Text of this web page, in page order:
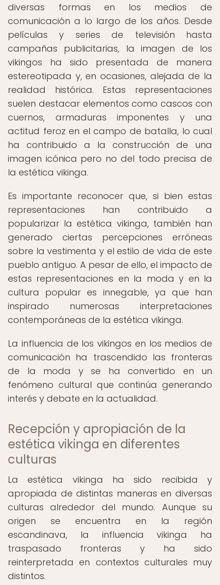
diversas formas en los medios de
comunicación a lo largo de los años. Desde
películas y series de televisión hasta
campañas publicitarias, la imagen de los
vikingos ha sido presentada de manera
estereotipada y, en ocasiones, alejada de la
realidad histórica. Estas representaciones
suelen destacar elementos como cascos con
cuernos, armaduras imponentes y una
actitud feroz en el campo de batalla, lo cual
ha contribuido a la construcción de una
imagen icónica pero no del todo precisa de
la estética vikinga.
Es importante reconocer que, si bien estas
representaciones han contribuido a
popularizar la estética vikinga, también han
generado ciertas percepciones erróneas
sobre la vestimenta y el estilo de vida de este
pueblo antiguo. A pesar de ello, el impacto de
estas representaciones en la moda y en la
cultura popular es innegable, ya que han
inspirado numerosas interpretaciones
contemporáneas de la estética vikinga.
La influencia de los vikingos en los medios de
comunicación ha trascendido las fronteras
de la moda y se ha convertido en un
fenómeno cultural que continúa generando
interés y debate en la actualidad.
Recepción y apropiación de la
estética vikinga en diferentes
culturas
La estética vikinga ha sido recibida y
apropiada de distintas maneras en diversas
culturas alrededor del mundo. Aunque su
origen se encuentra en la región
escandinava, la influencia vikinga ha
traspasado fronteras y ha sido
reinterpretada en contextos culturales muy
distintos.